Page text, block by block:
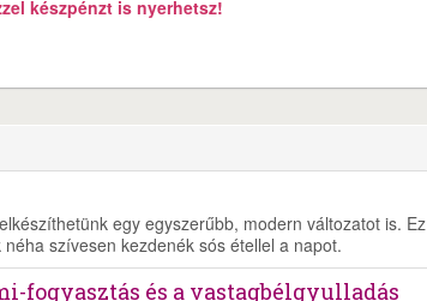
készpénzt is nyerhetsz!
egy egyszerűbb, modern változatot is. Ez
szívesen kezdenék sós étellel a napot.
fogyasztás és a vastagbélgyulladás